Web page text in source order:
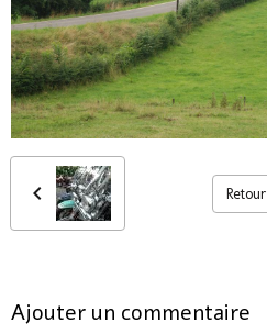
Retour
Ajouter un commentaire